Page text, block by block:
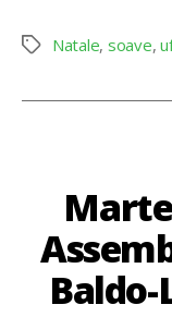
Tag Natale, soave,
Baldo-